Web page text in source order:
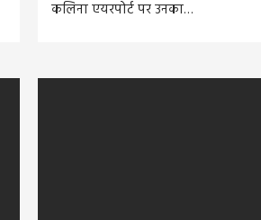
कलिना एयरपोर्ट पर उनका…